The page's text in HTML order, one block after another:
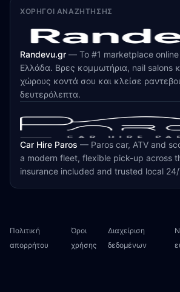
ΧΟΡΗΓΟΊ ΑΝΑΖΉΤΗΣΗΣ
Randevu.gr — Το #1 marketplace
Ελλάδα. Βρες κομμωτήρια, nail salons
χώρους κοντά σου και κλείσε
δευτερόλεπτα.
Car Hire Paros — Paros car, ATV and
a modern fleet, flexible pick-up across
insurance included and trusted local
Πολιτική
απορρήτου
Όροι
χρήσης
Διαχείριση
δεδομένων